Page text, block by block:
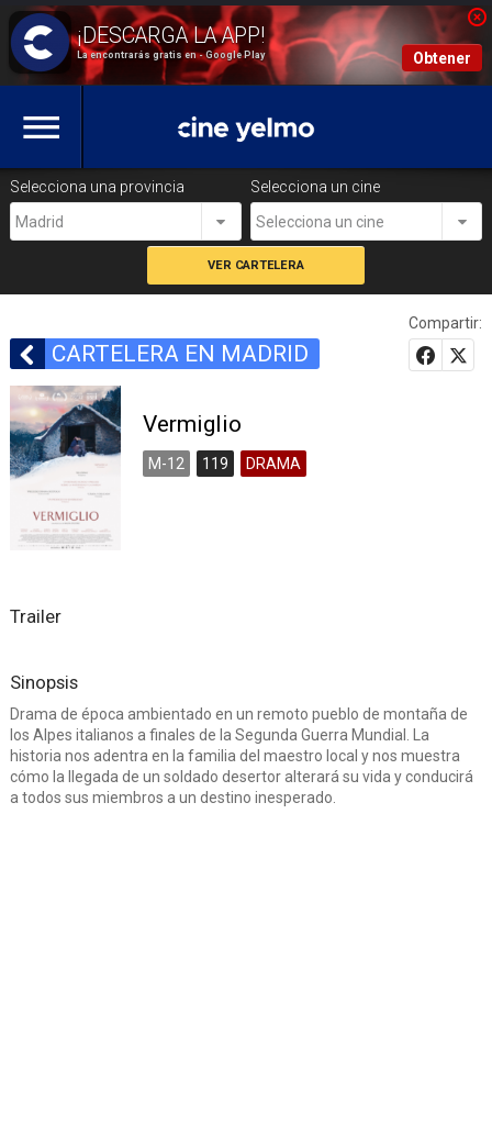
La encontrarás gratis en - Google Play Obtener
Selecciona una provincia
Madrid
Selecciona un cine
Selecciona un cine
CARTELERA EN MADRID
Compartir:
Vermiglio
M-12 119 DRAMA
Trailer
Sinopsis
Drama de época ambientado en un remoto pueblo de montaña de
los Alpes italianos a finales de la Segunda Guerra Mundial. La
historia nos adentra en la familia del maestro local y nos muestra
cómo la llegada de un soldado desertor alterará su vida y conducirá
a todos sus miembros a un destino inesperado.